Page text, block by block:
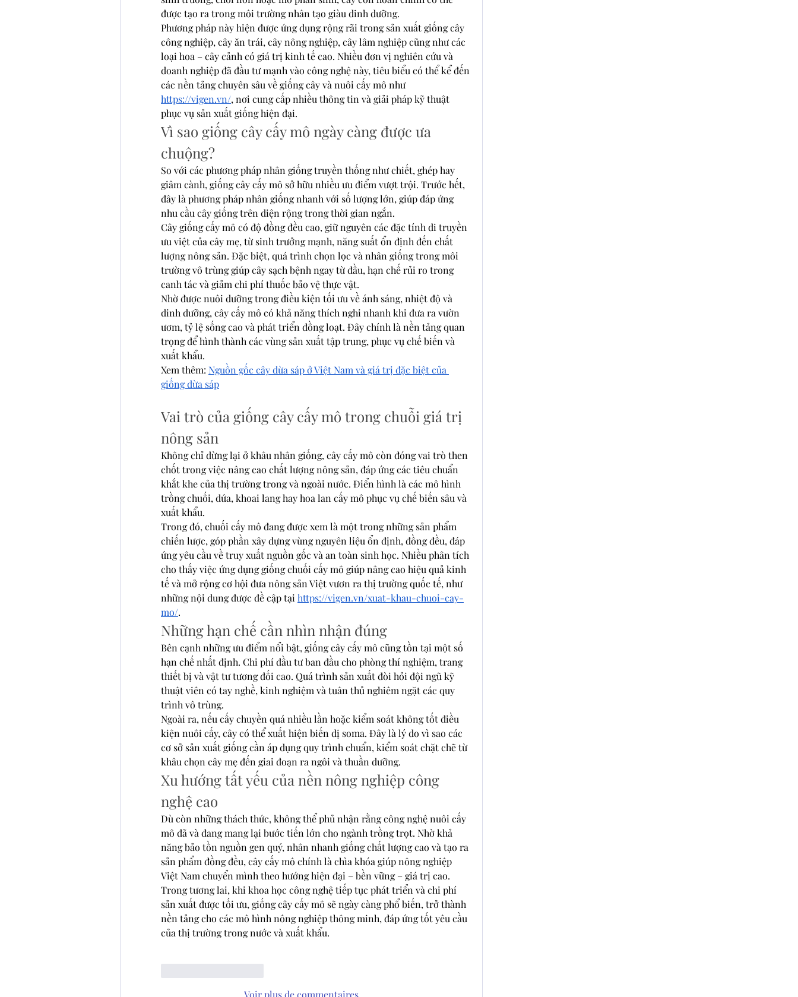
được tạo ra trong môi trường nhân tạo giàu dinh dưỡng.
Phương pháp này hiện được ứng dụng rộng rãi trong sản xuất giống cây
công nghiệp, cây ăn trái, cây nông nghiệp, cây lâm nghiệp cũng như các
loại hoa – cây cảnh có giá trị kinh tế cao. Nhiều đơn vị nghiên cứu và
doanh nghiệp đã đầu tư mạnh vào công nghệ này, tiêu biểu có thể kể đến
các nền tảng chuyên sâu về giống cây và nuôi cấy mô như
https://vigen.vn/, nơi cung cấp nhiều thông tin và giải pháp kỹ thuật
phục vụ sản xuất giống hiện đại.
Vì sao giống cây cấy mô ngày càng được ưa
chuộng?
So với các phương pháp nhân giống truyền thống như chiết, ghép hay
giâm cành, giống cây cấy mô sở hữu nhiều ưu điểm vượt trội. Trước hết,
đây là phương pháp nhân giống nhanh với số lượng lớn, giúp đáp ứng
nhu cầu cây giống trên diện rộng trong thời gian ngắn.
Cây giống cấy mô có độ đồng đều cao, giữ nguyên các đặc tính di truyền
ưu việt của cây mẹ, từ sinh trưởng mạnh, năng suất ổn định đến chất
lượng nông sản. Đặc biệt, quá trình chọn lọc và nhân giống trong môi
trường vô trùng giúp cây sạch bệnh ngay từ đầu, hạn chế rủi ro trong
canh tác và giảm chi phí thuốc bảo vệ thực vật.
Nhờ được nuôi dưỡng trong điều kiện tối ưu về ánh sáng, nhiệt độ và
dinh dưỡng, cây cấy mô có khả năng thích nghi nhanh khi đưa ra vườn
ươm, tỷ lệ sống cao và phát triển đồng loạt. Đây chính là nền tảng quan
trọng để hình thành các vùng sản xuất tập trung, phục vụ chế biến và
xuất khẩu.
Xem thêm: Nguồn gốc cây dừa sáp ở Việt Nam và giá trị đặc biệt của
giống dừa sáp
Vai trò của giống cây cấy mô trong chuỗi giá trị
nông sản
Không chỉ dừng lại ở khâu nhân giống, cây cấy mô còn đóng vai trò then
chốt trong việc nâng cao chất lượng nông sản, đáp ứng các tiêu chuẩn
khắt khe của thị trường trong và ngoài nước. Điển hình là các mô hình
trồng chuối, dứa, khoai lang hay hoa lan cấy mô phục vụ chế biến sâu và
xuất khẩu.
Trong đó, chuối cấy mô đang được xem là một trong những sản phẩm
chiến lược, góp phần xây dựng vùng nguyên liệu ổn định, đồng đều, đáp
ứng yêu cầu về truy xuất nguồn gốc và an toàn sinh học. Nhiều phân tích
cho thấy việc ứng dụng giống chuối cấy mô giúp nâng cao hiệu quả kinh
tế và mở rộng cơ hội đưa nông sản Việt vươn ra thị trường quốc tế, như
những nội dung được đề cập tại https://vigen.vn/xuat-khau-chuoi-cay-
mo/.
Những hạn chế cần nhìn nhận đúng
Bên cạnh những ưu điểm nổi bật, giống cây cấy mô cũng tồn tại một số
hạn chế nhất định. Chi phí đầu tư ban đầu cho phòng thí nghiệm, trang
thiết bị và vật tư tương đối cao. Quá trình sản xuất đòi hỏi đội ngũ kỹ
thuật viên có tay nghề, kinh nghiệm và tuân thủ nghiêm ngặt các quy
trình vô trùng.
Ngoài ra, nếu cấy chuyền quá nhiều lần hoặc kiểm soát không tốt điều
kiện nuôi cấy, cây có thể xuất hiện biến dị soma. Đây là lý do vì sao các
cơ sở sản xuất giống cần áp dụng quy trình chuẩn, kiểm soát chặt chẽ từ
khâu chọn cây mẹ đến giai đoạn ra ngôi và thuần dưỡng.
Xu hướng tất yếu của nền nông nghiệp công
nghệ cao
Dù còn những thách thức, không thể phủ nhận rằng công nghệ nuôi cấy
mô đã và đang mang lại bước tiến lớn cho ngành trồng trọt. Nhờ khả
năng bảo tồn nguồn gen quý, nhân nhanh giống chất lượng cao và tạo ra
sản phẩm đồng đều, cây cấy mô chính là chìa khóa giúp nông nghiệp
Việt Nam chuyển mình theo hướng hiện đại – bền vững – giá trị cao.
Trong tương lai, khi khoa học công nghệ tiếp tục phát triển và chi phí
sản xuất được tối ưu, giống cây cấy mô sẽ ngày càng phổ biến, trở thành
nền tảng cho các mô hình nông nghiệp thông minh, đáp ứng tốt yêu cầu
của thị trường trong nước và xuất khẩu.
Voir plus de commentaires